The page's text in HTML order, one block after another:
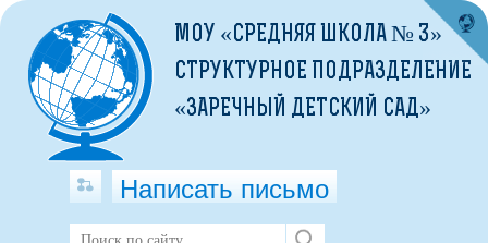
МОУ «СРЕДНЯЯ ШКОЛА № 3»
СТРУКТУРНОЕ ПОДРАЗДЕЛЕНИЕ
«ЗАРЕЧНЫЙ ДЕТСКИЙ САД»
Написать письмо